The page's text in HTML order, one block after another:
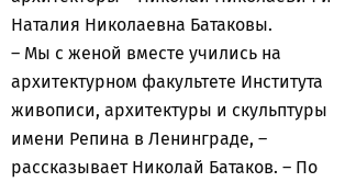
Наталия Николаевна Батаковы.
– Мы с женой вместе учились на
архитектурном факультете Института
живописи, архитектуры и скульптуры
имени Репина в Ленинграде, –
рассказывает Николай Батаков. – По